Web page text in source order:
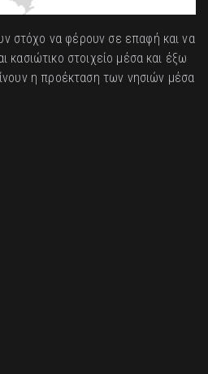
στόχο να φέρουν σε επαφή και να
κασιώτικο στοιχείο μέσα και έξω
η προέκταση των νησιών μέσα